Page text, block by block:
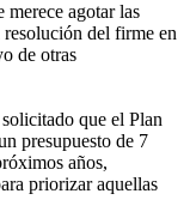
merece agotar las
del firme en
de otras
que el Plan
presupuesto de 7
años,
priorizar aquellas